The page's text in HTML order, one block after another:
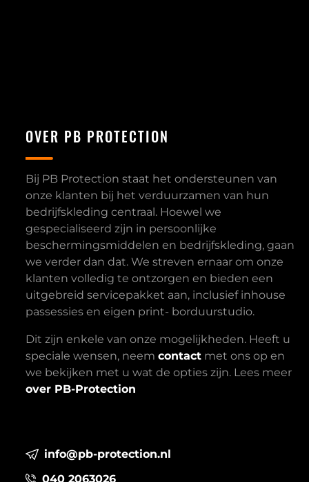
OVER PB PROTECTION
Bij PB Protection staat het ondersteunen van
onze klanten bij het verduurzamen van hun
bedrijfskleding centraal. Hoewel we
gespecialiseerd zijn in persoonlijke
beschermingsmiddelen en bedrijfskleding, gaan
we verder dan dat. We streven ernaar om onze
klanten volledig te ontzorgen en bieden een
uitgebreid servicepakket aan, inclusief inhouse
passessies en eigen print- borduurstudio.
Dit zijn enkele van onze mogelijkheden. Heeft u
speciale wensen, neemcontact met ons op en
we bekijken met u wat de opties zijn. Lees meer
over PB-Protection
info@pb-protection.nl
040 2063026